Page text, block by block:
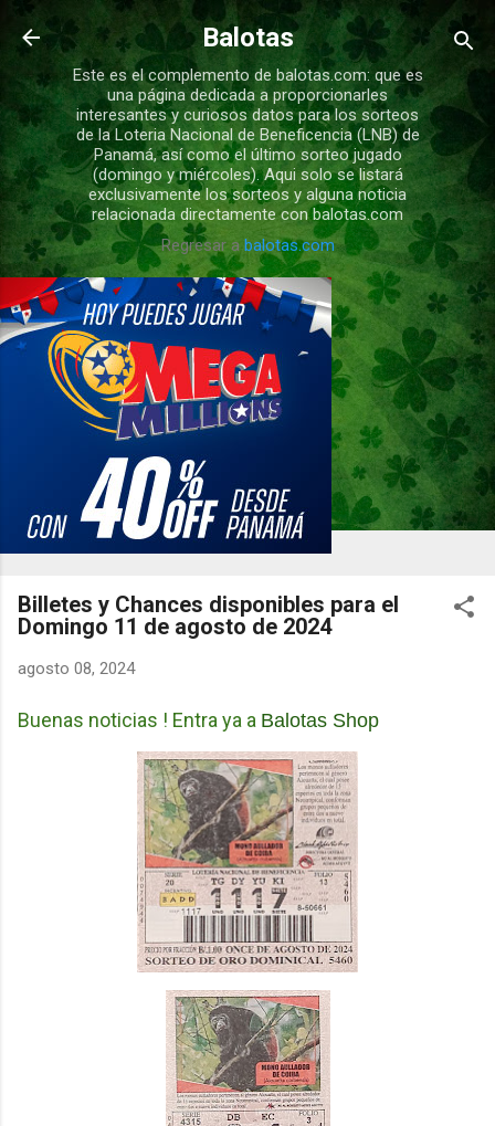
Ir al contenido principal
Balotas
Este es el complemento de balotas.com: que es
una página dedicada a proporcionarles
interesantes y curiosos datos para los sorteos
de la Loteria Nacional de Beneficencia (LNB) de
Panamá, así como el último sorteo jugado
(domingo y miércoles). Aqui solo se listará
exclusivamente los sorteos y alguna noticia
relacionada directamente con balotas.com
Regresar a balotas.com
Billetes y Chances disponibles para el
Domingo 11 de agosto de 2024
agosto 08, 2024
Buenas noticias ! Entra ya a Balotas Shop